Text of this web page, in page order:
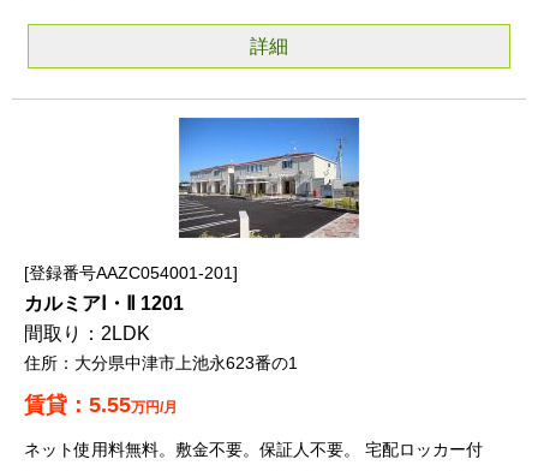
詳細
登録番号AAZC054001-201
カルミアⅠ・Ⅱ 1201
2LDK
大分県中津市上池永623番の1
5.55万円/月
ネット使用料無料。敷金不要。保証人不要。 宅配ロッカー付